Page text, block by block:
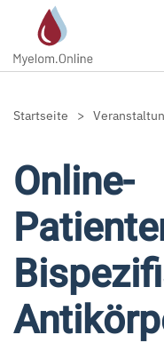
Zum Hauptinhalt
Startseite
Online-